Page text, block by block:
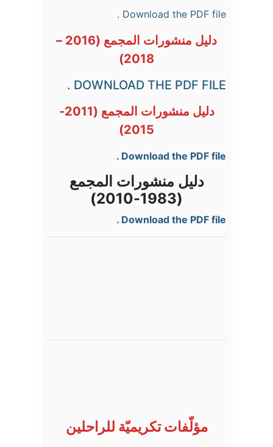
Download the PDF file .
دليل منشورات المجمع (2016 –
2018)
DOWNLOAD THE PDF FILE .
دليل منشورات المجمع (2011-
2015)
Download the PDF file .
دليل منشورات المجمع
(1983-2010)
Download the PDF file .
مؤلّفات تكريميّة للراحلين